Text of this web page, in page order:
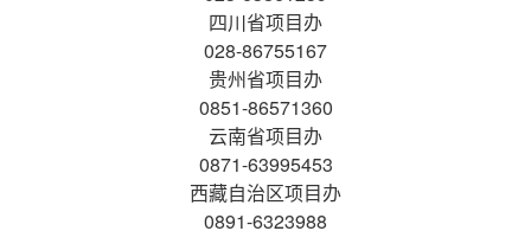
四川省项目办
028-86755167
贵州省项目办
0851-86571360
云南省项目办
0871-63995453
西藏自治区项目办
0891-6323988